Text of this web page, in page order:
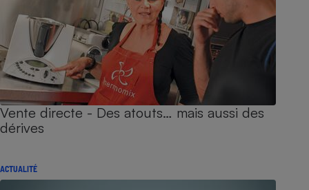
Vente directe - Des atouts… mais aussi des
dérives
ACTUALITÉ